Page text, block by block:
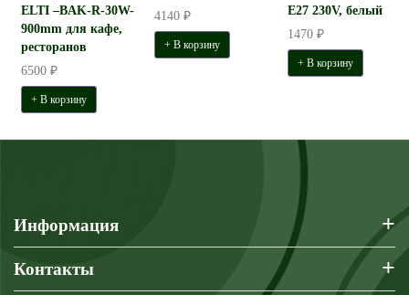
ELTI –BAK-R-30W-
900mm для кафе,
ресторанов
6500 ₽
+ В корзину
4140 ₽
+ В корзину
E27 230V, белый
1470 ₽
+ В корзину
Информация +
Контакты +